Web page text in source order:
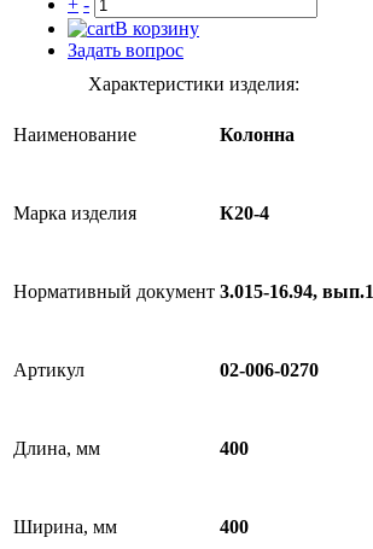
+ -
В корзину
Задать вопрос
Характеристики изделия:
Наименование Колонна
Марка изделия К20-4
Нормативный документ 3.015-16.94, вып.1
Артикул 02-006-0270
Длина, мм 400
Ширина, мм 400